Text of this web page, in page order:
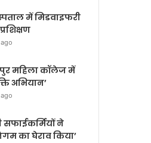
में मिडवाइफरी
महिला कॉलेज में
अभियान’
सफाईकर्मियों ने
का घेराव किया’